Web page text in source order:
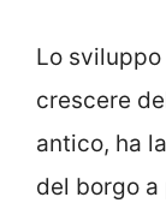
Lo
crescere
antico, ha
del borgo